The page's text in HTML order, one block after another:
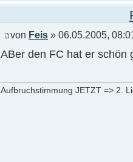
von Feis » 06.05.2005,
ABer den FC hat er schön
Aufbruchstimmung JETZT => 2.